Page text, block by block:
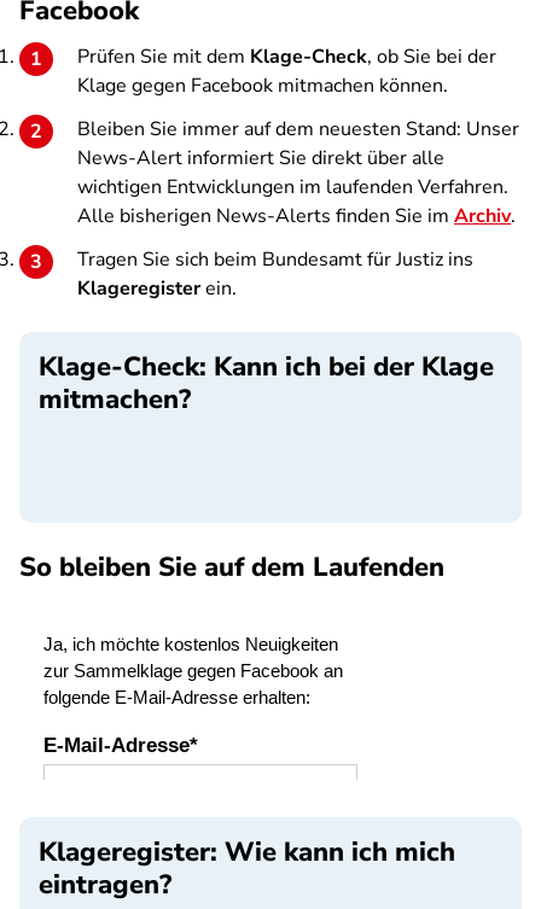
Facebook
Prüfen Sie mit dem Klage-Check, ob Sie bei der
Klage gegen Facebook mitmachen können.
Bleiben Sie immer auf dem neuesten Stand: Unser
News-Alert informiert Sie direkt über alle
wichtigen Entwicklungen im laufenden Verfahren.
Alle bisherigen News-Alerts finden Sie im Archiv.
Tragen Sie sich beim Bundesamt für Justiz ins
Klageregisterein.
Klage-Check: Kann ich bei der Klage
mitmachen?
So bleiben Sie auf dem Laufenden
Klageregister: Wie kann ich mich
eintragen?